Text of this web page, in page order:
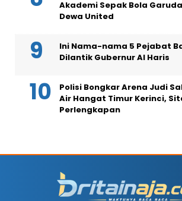
Akademi Sepak Bola
Dewa United
Ini Nama-nama 5 Pejabat
Dilantik Gubernur Al Haris
Polisi Bongkar Arena Judi
Air Hangat Timur Kerinci,
Perlengkapan